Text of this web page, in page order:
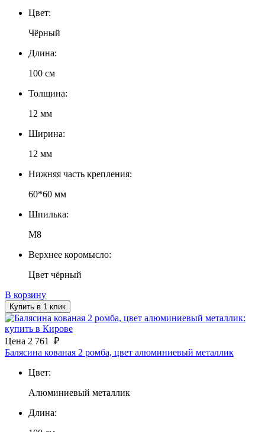
Цвет:
Чёрный
Длина:
100 см
Толщина:
12 мм
Ширина:
12 мм
Нижняя часть крепления:
60*60 мм
Шпилька:
М8
Верхнее коромысло:
Цвет чёрный
В корзину
Купить в 1 клик
Цена 2 761
₽
Балясина кованая 2 ромба, цвет алюминиевый металлик
Цвет:
Алюминиевый металлик
Длина: